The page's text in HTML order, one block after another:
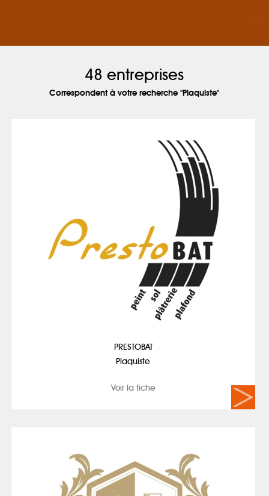
48 entreprises
Correspondent à votre recherche "Plaquiste"
PRESTOBAT
Plaquiste
Voir la fiche